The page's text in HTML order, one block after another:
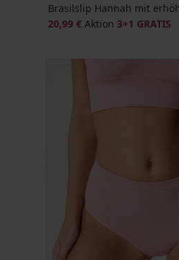
Brasilslip Hannah mit
20,99 € Aktion 3+1 GRATIS